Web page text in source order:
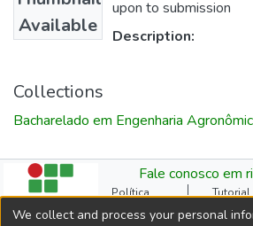
Available
upon to submission
Description:
Collections
Bacharelado em Engenharia
Fale conosco em
Política
Institucional do RI
We collect and process your personal